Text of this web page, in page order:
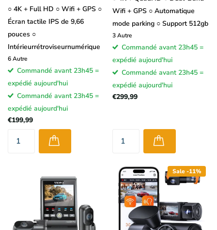
○ 4K + Full HD ○ Wifi + GPS ○
Écran tactile IPS de 9,66
pouces ○
Intérieurrétroviseurnumérique
6Autre
Commandé avant 23h45 =
expédié aujourd'hui
Commandé avant 23h45 =
expédié aujourd'hui
€199,99
Wifi + GPS ○ Automatique
mode parking ○ Support 512gb
3Autre
Commandé avant 23h45 =
expédié aujourd'hui
Commandé avant 23h45 =
expédié aujourd'hui
€299,99
Sale -11%